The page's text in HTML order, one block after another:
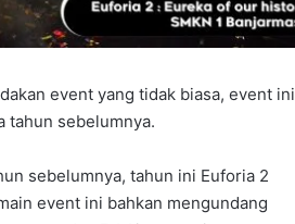
event yang tidak biasa, event ini
tahun sebelumnya.
sebelumnya, tahun ini Euforia 2
event ini bahkan mengundang